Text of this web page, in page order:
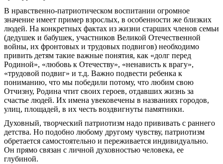
В нравственно-патриотическом воспитании огромное
значение имеет пример взрослых, в особенности же близких
людей. На конкретных фактах из жизни старших членов семьи
(дедушек и бабушек, участников Великой Отечественной
войны, их фронтовых и трудовых подвигов) необходимо
привить детям такие важные понятия, как «долг перед
Родиной», «любовь к Отечеству», «ненависть к врагу»,
«трудовой подвиг» и т.д. Важно подвести ребенка к
пониманию, что мы победили потому, что любим свою
Отчизну, Родина чтит своих героев, отдавших жизнь за
счастье людей. Их имена увековечены в названиях городов,
улиц, площадей, в их честь воздвигнуты памятники.
Духовный, творческий патриотизм надо прививать с раннего
детства. Но подобно любому другому чувству, патриотизм
обретается самостоятельно и переживается индивидуально.
Он прямо связан с личной духовностью человека, ее
глубиной.